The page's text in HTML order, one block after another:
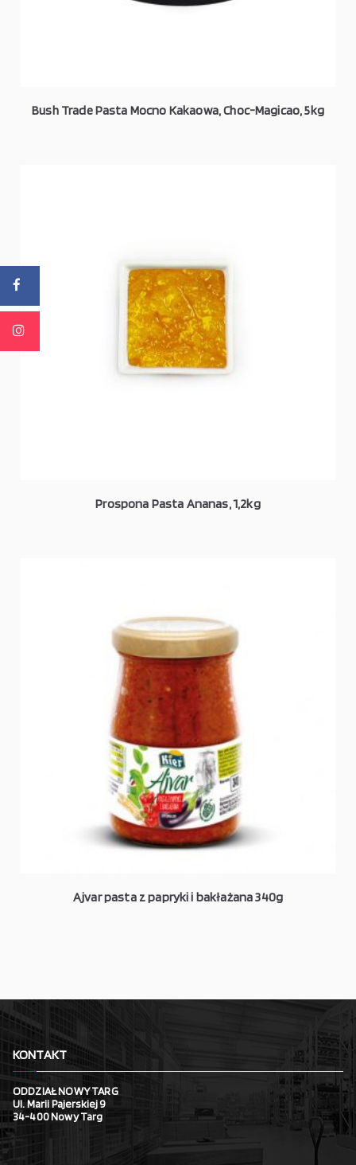
Bush Trade Pasta Mocno Kakaowa, Choc-Magicao, 5kg
Prospona Pasta Ananas, 1,2kg
Ajvar pasta z papryki i bakłażana 340g
KONTAKT
ODDZIAŁ NOWY TARG
Ul. Marii Pajerskiej 9
34-400 Nowy Targ